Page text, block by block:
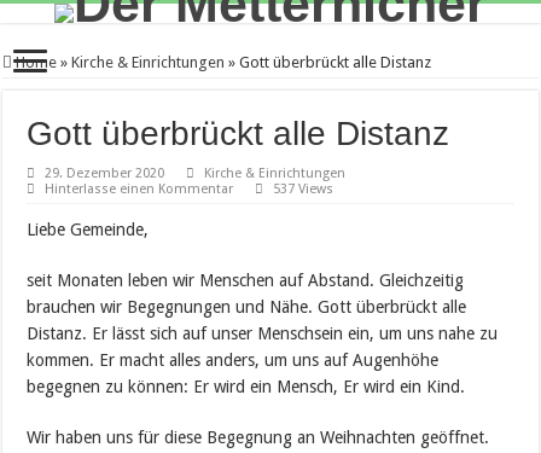
Home » Kirche & Einrichtungen » Gott überbrückt alle Distanz
Gott überbrückt alle Distanz
29. Dezember 2020
Kirche & Einrichtungen
Hinterlasse einen Kommentar
537 Views
Liebe Gemeinde,
seit Monaten leben wir Menschen auf Abstand. Gleichzeitig
brauchen wir Begegnungen und Nähe. Gott überbrückt alle
Distanz. Er lässt sich auf unser Menschsein ein, um uns nahe zu
kommen. Er macht alles anders, um uns auf Augenhöhe
begegnen zu können: Er wird ein Mensch, Er wird ein Kind.
Wir haben uns für diese Begegnung an Weihnachten geöffnet.